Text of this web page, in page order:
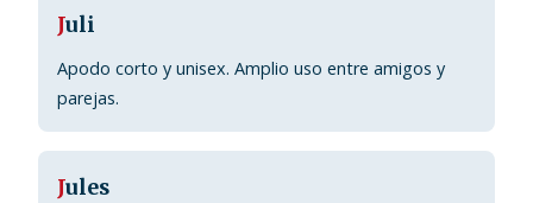
Juli
Apodo corto y unisex. Amplio uso entre amigos y
parejas.
Jules